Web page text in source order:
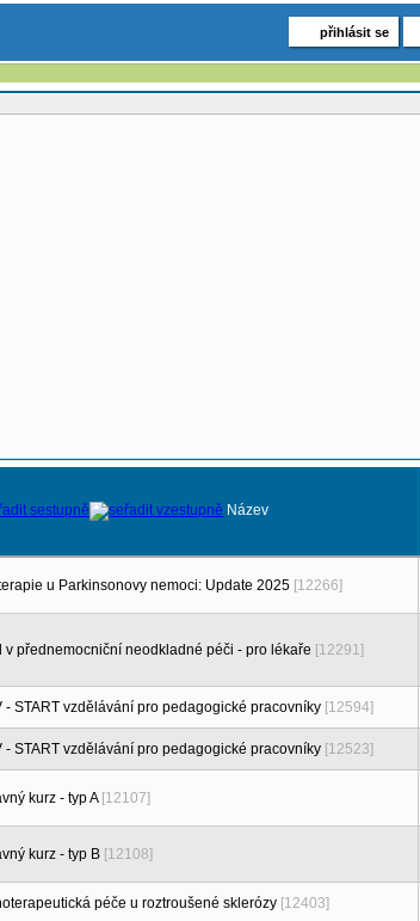
přihlásit se
Název
u Parkinsonovy nemoci: Update 2025 [12266]
v přednemocniční neodkladné péči - pro lékaře [12291]
- START vzdělávání pro pedagogické pracovníky [12594]
- START vzdělávání pro pedagogické pracovníky [12523]
kurz - typ A [12107]
kurz - typ B [12108]
péče u roztroušené sklerózy [12403]